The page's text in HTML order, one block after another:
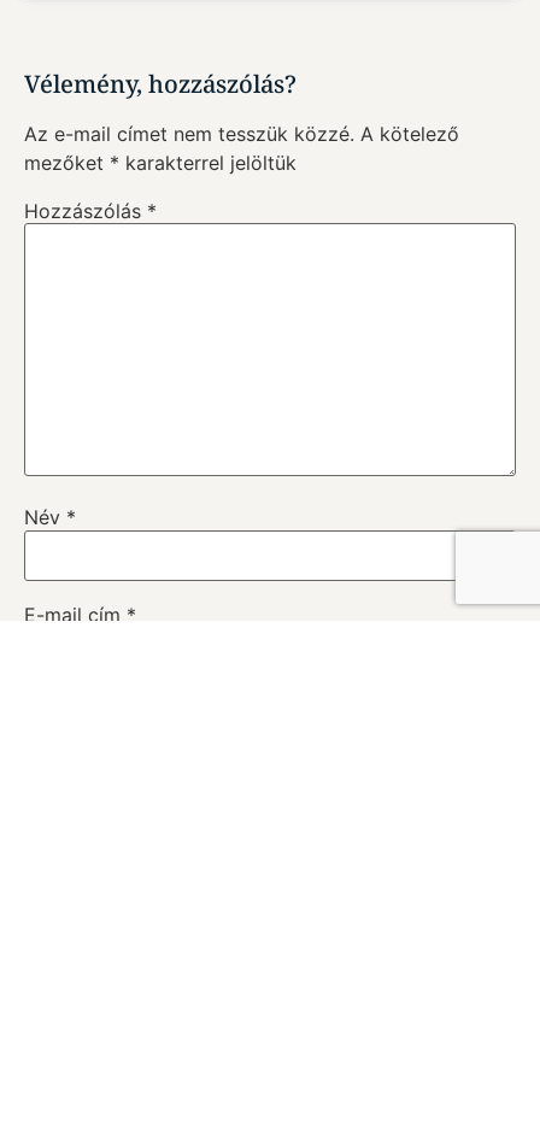
Adatkezelési tájékoztató
Vélemény, hozzászólás?
Az e-mail címet nem tesszük közzé. A kötelező
mezőket * karakterrel jelöltük
Hozzászólás *
Név *
E-mail cím *